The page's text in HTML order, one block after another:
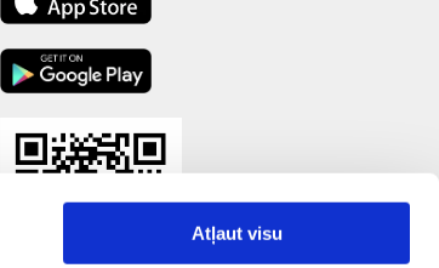
Atļaut visu